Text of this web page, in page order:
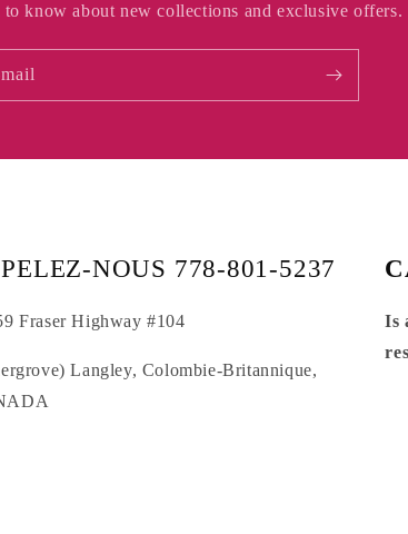
know about new collections and exclusive offers.
NOUS 778-801-5237
Fraser Highway #104
Langley, Colombie-Britannique,
Is